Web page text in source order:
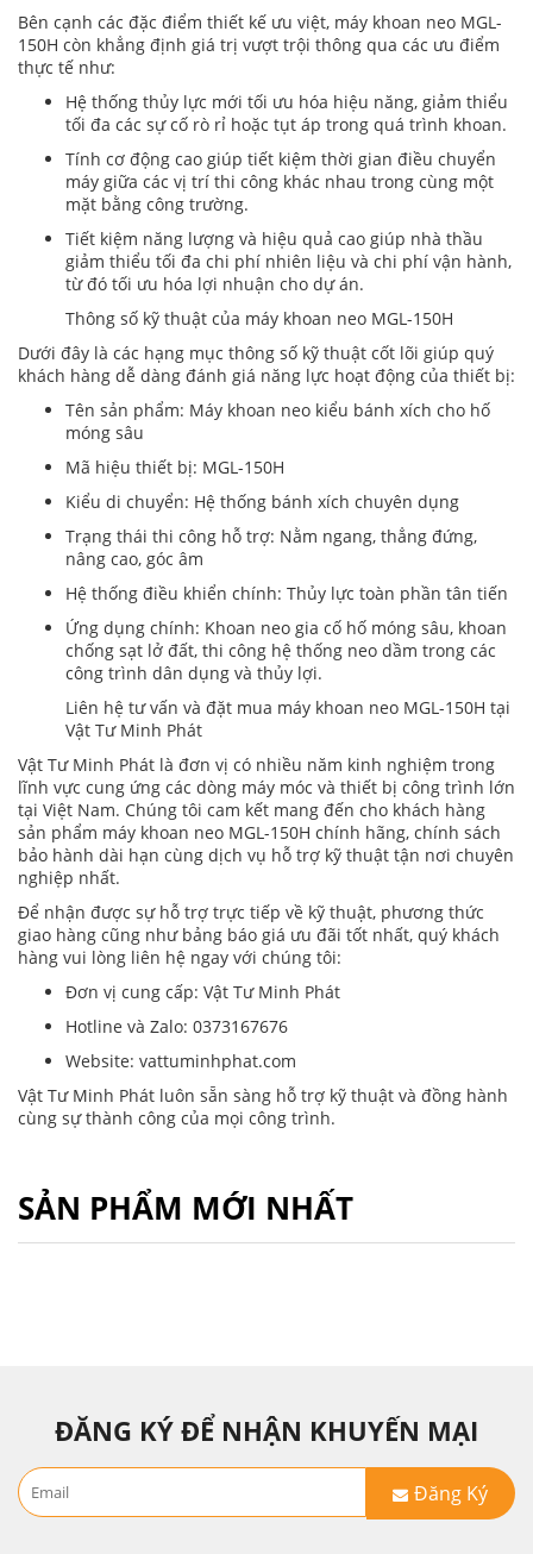
Bên cạnh các đặc điểm thiết kế ưu việt, máy khoan neo MGL-
150H còn khẳng định giá trị vượt trội thông qua các ưu điểm
thực tế như:
Hệ thống thủy lực mới tối ưu hóa hiệu năng, giảm thiểu
tối đa các sự cố rò rỉ hoặc tụt áp trong quá trình khoan.
Tính cơ động cao giúp tiết kiệm thời gian điều chuyển
máy giữa các vị trí thi công khác nhau trong cùng một
mặt bằng công trường.
Tiết kiệm năng lượng và hiệu quả cao giúp nhà thầu
giảm thiểu tối đa chi phí nhiên liệu và chi phí vận hành,
từ đó tối ưu hóa lợi nhuận cho dự án.
Thông số kỹ thuật của máy khoan neo MGL-150H
Dưới đây là các hạng mục thông số kỹ thuật cốt lõi giúp quý
khách hàng dễ dàng đánh giá năng lực hoạt động của thiết bị:
Tên sản phẩm: Máy khoan neo kiểu bánh xích cho hố
móng sâu
Mã hiệu thiết bị: MGL-150H
Kiểu di chuyển: Hệ thống bánh xích chuyên dụng
Trạng thái thi công hỗ trợ: Nằm ngang, thẳng đứng,
nâng cao, góc âm
Hệ thống điều khiển chính: Thủy lực toàn phần tân tiến
Ứng dụng chính: Khoan neo gia cố hố móng sâu, khoan
chống sạt lở đất, thi công hệ thống neo dầm trong các
công trình dân dụng và thủy lợi.
Liên hệ tư vấn và đặt mua máy khoan neo MGL-150H tại
Vật Tư Minh Phát
Vật Tư Minh Phát là đơn vị có nhiều năm kinh nghiệm trong
lĩnh vực cung ứng các dòng máy móc và thiết bị công trình lớn
tại Việt Nam. Chúng tôi cam kết mang đến cho khách hàng
sản phẩm máy khoan neo MGL-150H chính hãng, chính sách
bảo hành dài hạn cùng dịch vụ hỗ trợ kỹ thuật tận nơi chuyên
nghiệp nhất.
Để nhận được sự hỗ trợ trực tiếp về kỹ thuật, phương thức
giao hàng cũng như bảng báo giá ưu đãi tốt nhất, quý khách
hàng vui lòng liên hệ ngay với chúng tôi:
Đơn vị cung cấp: Vật Tư Minh Phát
Hotline và Zalo: 0373167676
Website: vattuminhphat.com
Vật Tư Minh Phát luôn sẵn sàng hỗ trợ kỹ thuật và đồng hành
cùng sự thành công của mọi công trình.
SẢN PHẨM MỚI NHẤT
ĐĂNG KÝ ĐỂ NHẬN KHUYẾN MẠI
Đăng Ký